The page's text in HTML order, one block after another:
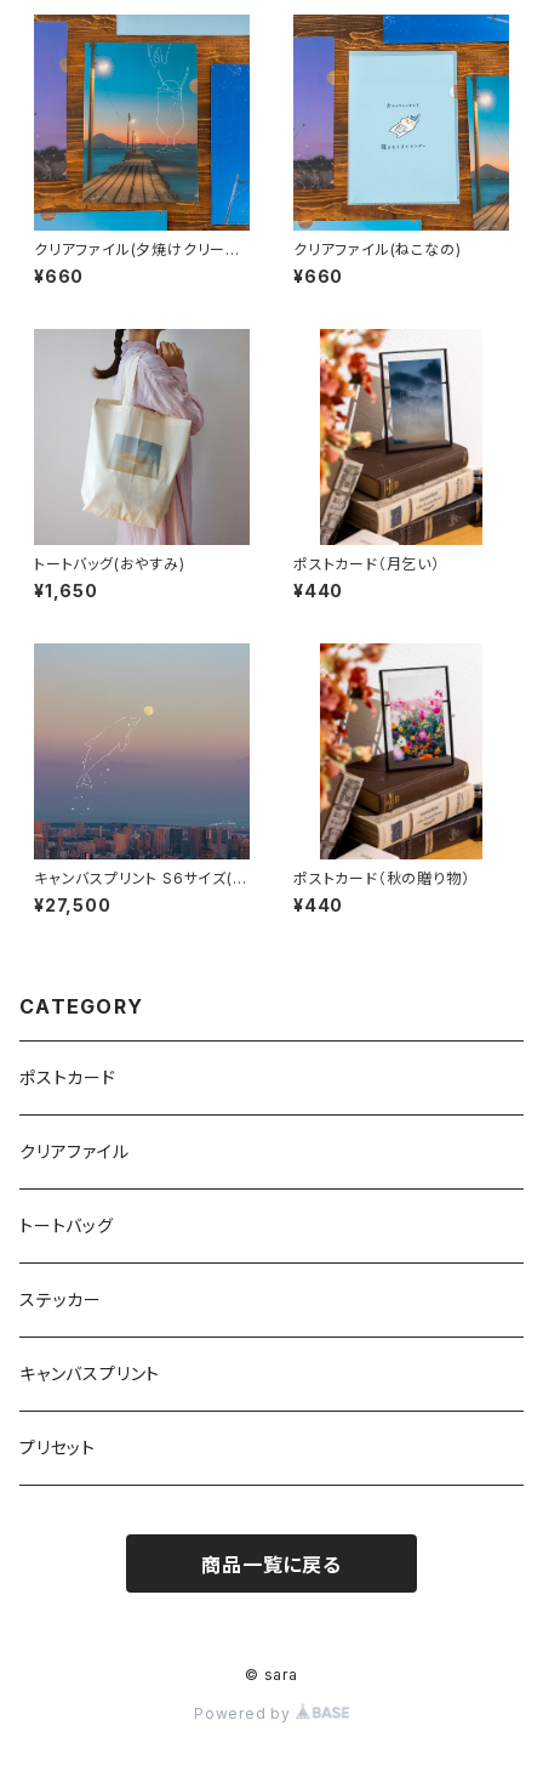
クリアファイル(夕焼けクリーム
ソーダ)
¥660
クリアファイル(ねこなの)
¥660
トートバッグ(おやすみ)
¥1,650
ポストカード（月乞い）
¥440
キャンバスプリント S6サイズ(空
はボクの遊び場)
¥27,500
ポストカード（秋の贈り物）
¥440
CATEGORY
ポストカード
クリアファイル
トートバッグ
ステッカー
キャンバスプリント
プリセット
商品一覧に戻る
© sara
Powered by